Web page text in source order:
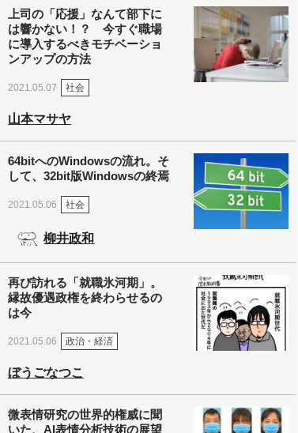
上司の「応援」なんて部下に
は響かない！？ 今すぐ職場
に導入するべきモチベーショ
ンアップの方法
2021.05.07 社会
山本マサヤ
64bitへのWindowsの流れ。そ
して、32bit版Windowsの終焉
2021.05.06 社会
柳井政和
再び訪れる「就職氷河期」。
縁故優遇政権を終わらせるの
は今
2021.05.06 政治・経済
ぼうごなつこ
微表情研究の世界的権威に聞
いた、AI表情分析技術の展望